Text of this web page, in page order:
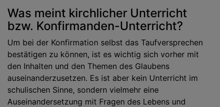
Was meint kirchlicher Unterricht
bzw. Konfirmanden-Unterricht?
Um bei der Konfirmation selbst das Taufversprechen
bestätigen zu können, ist es wichtig sich vorher mit
den Inhalten und den Themen des Glaubens
auseinanderzusetzen. Es ist aber kein Unterricht im
schulischen Sinne, sondern vielmehr eine
Auseinandersetzung mit Fragen des Lebens und